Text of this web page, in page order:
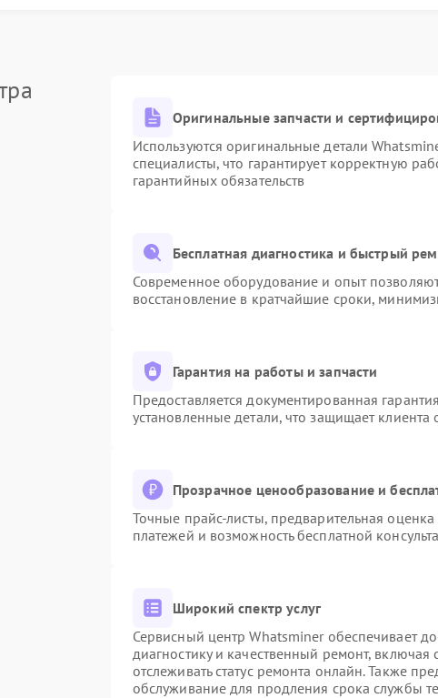
Оригинальные запчасти и
Используются оригинальные детали
специалисты, что гарантирует корректную
гарантийных обязательств
Бесплатная диагностика и быстрый
Современное оборудование и опыт позволяют
восстановление в кратчайшие сроки,
Гарантия на работы и запчасти
Предоставляется документированная
установленные детали, что защищает
Прозрачное ценообразование и
Точные прайс-листы, предварительная
платежей и возможность бесплатной
Широкий спектр услуг
Сервисный центр Whatsminer обеспечивает
диагностику и качественный ремонт,
отслеживать статус ремонта онлайн. Также
обслуживание для продления срока службы